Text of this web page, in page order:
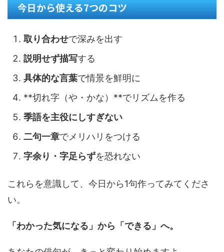
今日から使える7つのコツ
取り合わせで深みを出す
説明せず描写する
具体的な言葉で情景を鮮明に
**切れ字（や・かな）**でリズムを作る
季語を主役にしすぎない
二句一章でメリハリをつける
字余り・字足らずを恐れない
これらを意識して、今日から1句作ってみてくださ
い。
「わかった気になる」から「できる」へ。